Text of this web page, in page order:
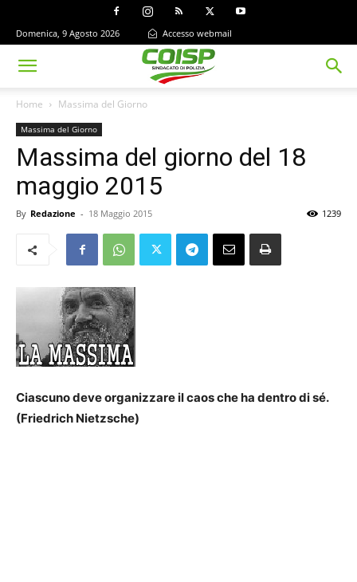
Domenica, 9 Agosto 2026 Accesso webmail
Home Massima del Giorno
Massima del Giorno
Massima del giorno del 18
maggio 2015
By Redazione - 18 Maggio 2015 1239
Ciascuno deve organizzare il caos che ha dentro di sé.
(Friedrich Nietzsche)